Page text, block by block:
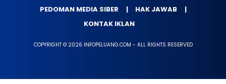
PEDOMAN MEDIA SIBER
HAK JAWAB
KONTAK IKLAN
COPYRIGHT © 2026 INFOPELUANG.COM - ALL RIGHTS RESERVED